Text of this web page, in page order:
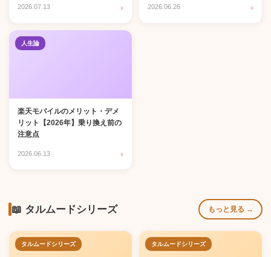
2026.07.13 › 2026.06.26 ›
人生論
楽天モバイルのメリット・デメ
リット【2026年】乗り換え前の
注意点
2026.06.13 ›
📖 タルムードシリーズ もっと見る →
タルムードシリーズ タルムードシリーズ